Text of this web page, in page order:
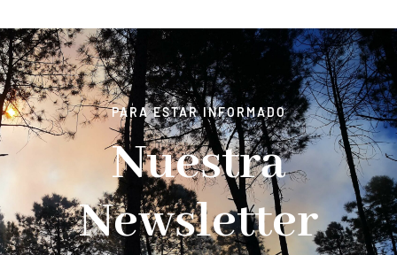
PARA ESTAR INFORMADO
Nuestra
Newsletter